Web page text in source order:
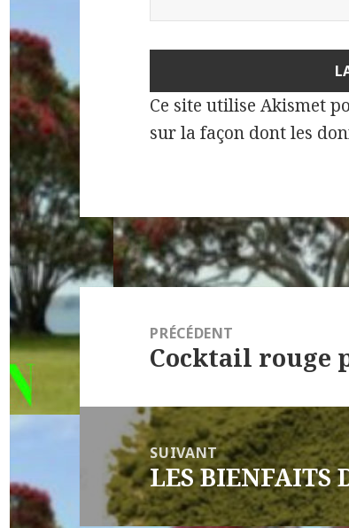
Ce site utilise Akismet
sur la façon dont les
Navigation
de
l’article
PRÉCÉDENT
Article
Cocktail rouge
SUIVANT
Article
suivant :
LES BIENFAITS